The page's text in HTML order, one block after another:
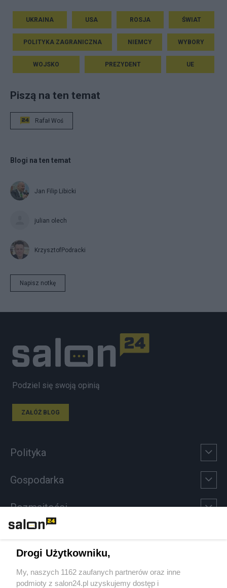
UKRAINA USA ROSJA ŚWIAT
POLITYKA ZAGRANICZNA NIEMCY WYBORY
WOJSKO PREZYDENT UE
Piszą na ten temat
Rafał Woś
Blogi na ten temat
Jan Filip Libicki
julian olech
KrzysztofPodracki
Napisz notkę
Podziel się swoją opinią
ZAŁÓŻ BLOG
Polityka
Gospodarka
Rozmaitości
Sport
Drogi Użytkowniku,
My, naszych 1162 zaufanych partnerów oraz inne
podmioty z salon24.pl uzyskujemy dostęp i